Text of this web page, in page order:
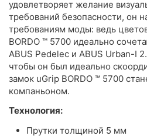
удовлетворяет желание
требований безопасности, он
требованиям моды: ведь
BORDO ™ 5700 идеально
ABUS Pedelec и ABUS Urban-I
чтобы он был идеально
замок uGrip BORDO ™ 5700
компаньоном.
Технология:
Прутки толщиной 5 мм